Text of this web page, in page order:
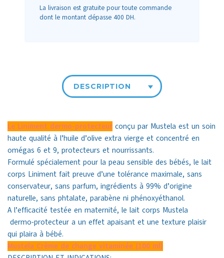
La livraison est gratuite pour toute commande
dont le montant dépasse 400 DH.
DESCRIPTION
Le Liniment dermo-protecteur conçu par Mustela est un soin
haute qualité à l’huile d’olive extra vierge et concentré en
omégas 6 et 9, protecteurs et nourrissants.
Formulé spécialement pour la peau sensible des bébés, le lait
corps Liniment fait preuve d’une tolérance maximale, sans
conservateur, sans parfum, ingrédients à 99% d’origine
naturelle, sans phtalate, parabène ni phénoxyéthanol.
A l’efficacité testée en maternité, le lait corps Mustela
dermo-protecteur a un effet apaisant et une texture plaisir
qui plaira à bébé.
Mustela Crème de change vitaminée (100 ml)